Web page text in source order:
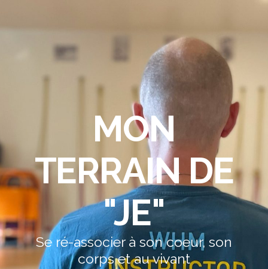
MON
TERRAIN DE
"JE"
Se ré-associer à son coeur, son
corps et au vivant